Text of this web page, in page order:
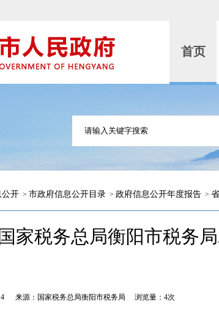
首页
公开 > 市政府信息公开目录 > 政府信息公开年度报告 >
国家税务总局衡阳市税务
来源：国家税务总局衡阳市税务局 浏览量： 4次